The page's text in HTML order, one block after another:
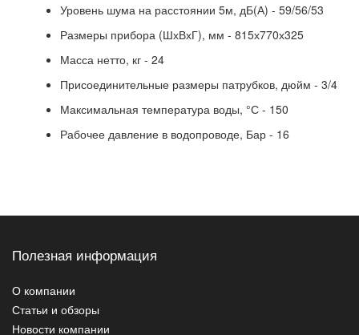
Уровень шума на расстоянии 5м, дБ(А) - 59/56/53
Размеры прибора (ШхВхГ), мм - 815х770х325
Масса нетто, кг - 24
Присоединительные размеры патрубков, дюйм - 3/4
Максимальная температура воды, °С - 150
Рабочее давление в водопроводе, Бар - 16
Полезная информация
О компании
Статьи и обзоры
Новости компании